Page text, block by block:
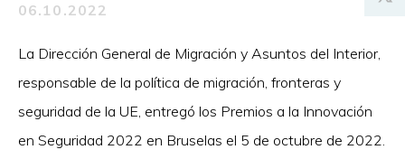
06.10.2022
La Dirección General de Migración y Asuntos del Interior,
responsable de la política de migración, fronteras y
seguridad de la UE, entregó los Premios a la Innovación
en Seguridad 2022 en Bruselas el 5 de octubre de 2022.